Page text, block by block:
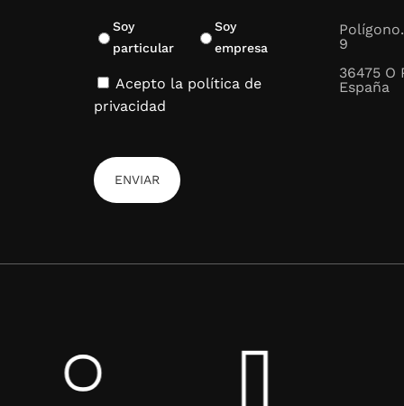
La
Ya sea
Soy
particular
Soy
empresa
Acepto la política de
privacidad
9
36475 O
España